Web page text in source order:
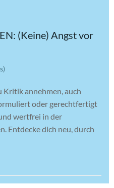
(Keine) Angst vor
Kritik annehmen, auch
oder gerechtfertigt
wertfrei in der
Entdecke dich neu, durch